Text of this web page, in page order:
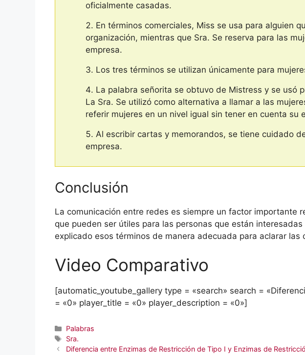
oficialmente casadas.
En términos comerciales, Miss se usa para alguien
organización, mientras que Sra. Se reserva para las
empresa.
Los tres términos se utilizan únicamente para
La palabra señorita se obtuvo de Mistress y se usó
La Sra. Se utilizó como alternativa a llamar a las
referir mujeres en un nivel igual sin tener en cuenta su
Al escribir cartas y memorandos, se tiene cuidado
empresa.
Conclusión
La comunicación entre redes es siempre un factor importante
que pueden ser útiles para las personas que están
explicado esos términos de manera adecuada para aclarar las
Video Comparativo
[automatic_youtube_gallery type = «search» search =
= «0» player_title = «0» player_description = «0»]
Categorías
Palabras
Etiquetas
Sra.
Diferencia entre Enzimas de Restricción de Tipo I y Enzimas de